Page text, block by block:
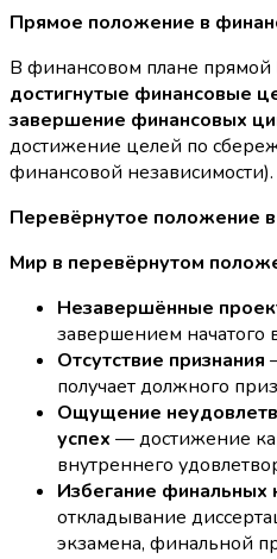
Прямое положение в
В финансовом плане прямой
достигнутые финансовые
завершение финансовых
достижение целей по
финансовой независимости).
Перевёрнутое положение
Мир в перевёрнутом
Незавершённые
завершением начатого
Отсутствие признания
получает должного
Ощущение
успех — достижение
внутреннего
Избегание финальных
откладывание
экзамена, финальной